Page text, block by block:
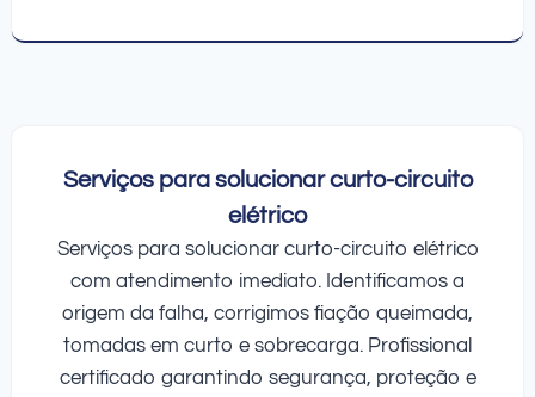
Serviços para solucionar curto-circuito
elétrico
Serviços para solucionar curto-circuito elétrico
com atendimento imediato. Identificamos a
origem da falha, corrigimos fiação queimada,
tomadas em curto e sobrecarga. Profissional
certificado garantindo segurança, proteção e